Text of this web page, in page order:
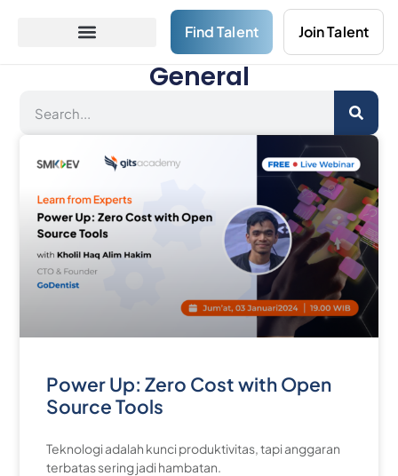
Find Talent Join Talent
General
Power Up: Zero Cost with Open
Source Tools
Teknologi adalah kunci produktivitas, tapi anggaran
terbatas sering jadi hambatan.